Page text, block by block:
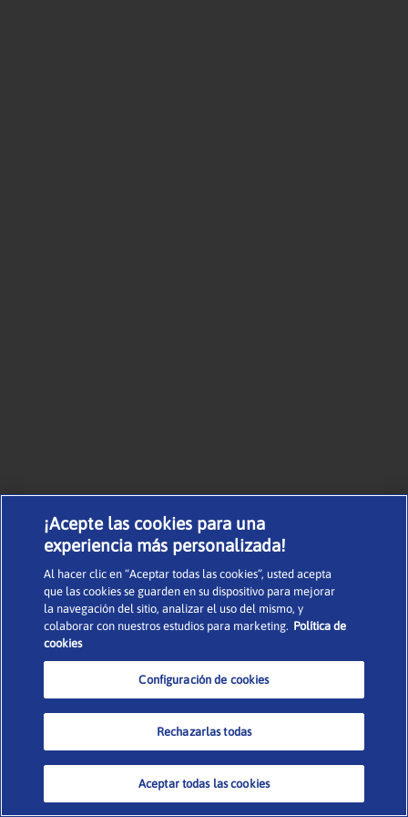
¡Acepte las cookies para una
experiencia más personalizada!
Al hacer clic en “Aceptar todas las cookies”, usted acepta
que las cookies se guarden en su dispositivo para mejorar
la navegación del sitio, analizar el uso del mismo, y
colaborar con nuestros estudios para marketing. Política de
cookies
Configuración de cookies
Rechazarlas todas
Aceptar todas las cookies